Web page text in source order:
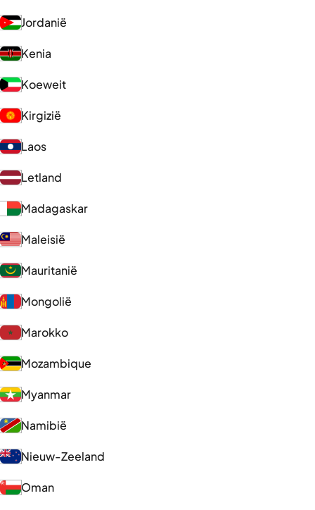
Jordanië
Kenia
Koeweit
Kirgizië
Laos
Letland
Madagaskar
Maleisië
Mauritanië
Mongolië
Marokko
Mozambique
Myanmar
Namibië
Nieuw-Zeeland
Oman